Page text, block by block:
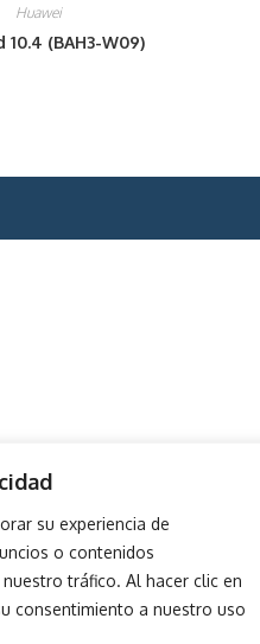
su experiencia de
o contenidos
tráfico. Al hacer clic en
consentimiento a nuestro uso
Huawei
10.4 (BAH3-W09)